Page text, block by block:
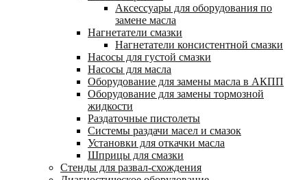
Аксессуары для оборудования по
замене масла
Нагнетатели смазки
Нагнетатели консистентной смазки
Насосы для густой смазки
Насосы для масла
Оборудование для замены масла в АКПП
Оборудование для замены тормозной
жидкости
Раздаточные пистолеты
Системы раздачи масел и смазок
Установки для откачки масла
Шприцы для смазки
Стенды для развал-схождения